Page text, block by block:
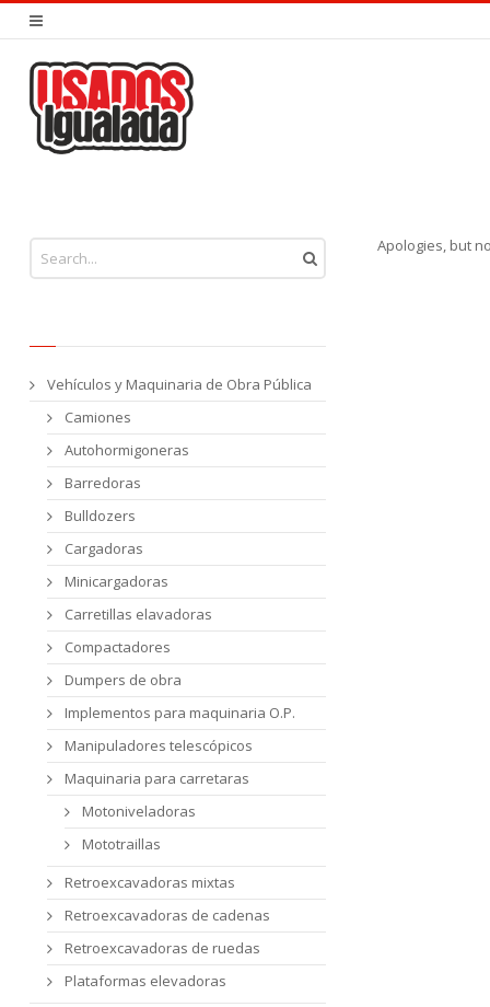
Apologies, but
Vehículos y Maquinaria de Obra Pública
Camiones
Autohormigoneras
Barredoras
Bulldozers
Cargadoras
Minicargadoras
Carretillas elavadoras
Compactadores
Dumpers de obra
Implementos para maquinaria O.P.
Manipuladores telescópicos
Maquinaria para carretaras
Motoniveladoras
Mototraillas
Retroexcavadoras mixtas
Retroexcavadoras de cadenas
Retroexcavadoras de ruedas
Plataformas elevadoras